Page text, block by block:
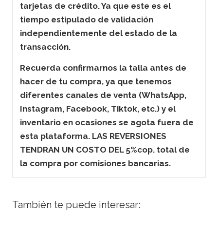
tarjetas de crédito. Ya que este es el
tiempo estipulado de validación
independientemente del estado de la
transacción.
Recuerda confirmarnos la talla antes de
hacer de tu compra, ya que tenemos
diferentes canales de venta (WhatsApp,
Instagram, Facebook, Tiktok, etc.) y el
inventario en ocasiones se agota fuera de
esta plataforma. LAS REVERSIONES
TENDRAN UN COSTO DEL 5%cop. total de
la compra por comisiones bancarias.
También te puede interesar: